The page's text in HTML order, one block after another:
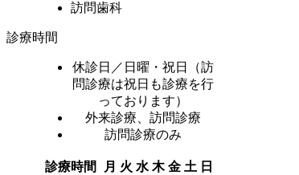
訪問歯科
診療時間
休診日／日曜・祝日（訪
問診療は祝日も診療を行
っております）
外来診療、訪問診療
訪問診療のみ
診療時間 月 火 水 木 金 土 日